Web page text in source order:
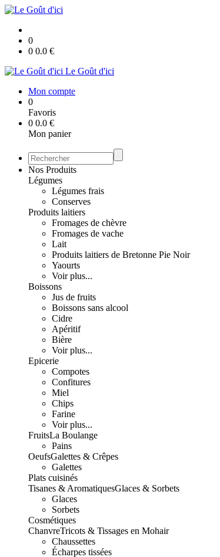
0
0 0.0 €
Le Goût d'ici
Mon compte
0
Favoris
0 0.0 €
Mon panier
Nos Produits
Légumes
Légumes frais
Conserves
Produits laitiers
Fromages de chèvre
Fromages de vache
Lait
Produits laitiers de Bretonne Pie Noir
Yaourts
Voir plus...
Boissons
Jus de fruits
Boissons sans alcool
Cidre
Apéritif
Bière
Voir plus...
Epicerie
Compotes
Confitures
Miel
Chips
Farine
Voir plus...
FruitsLa Boulange
Pains
OeufsGalettes & Crêpes
Galettes
Plats cuisinés
Tisanes & AromatiquesGlaces & Sorbets
Glaces
Sorbets
Cosmétiques
ChanvreTricots & Tissages en Mohair
Chaussettes
Écharpes tissées